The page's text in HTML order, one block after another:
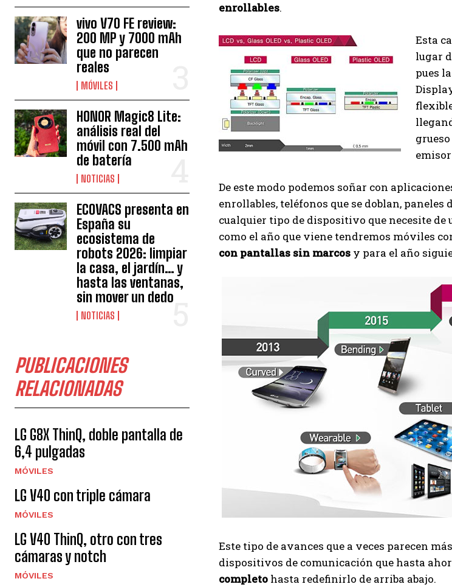
vivo V70 FE review:
200 MP y 7000 mAh
que no parecen
reales
MÓVILES
HONOR Magic8 Lite:
análisis real del
móvil con 7.500 mAh
de batería
NOTICIAS
ECOVACS presenta en
España su
ecosistema de
robots 2026: limpiar
la casa, el jardín… y
hasta las ventanas,
sin mover un dedo
NOTICIAS
PUBLICACIONES
RELACIONADAS
LG G8X ThinQ, doble pantalla de
6,4 pulgadas
MÓVILES
LG V40 con triple cámara
MÓVILES
LG V40 ThinQ, otro con tres
cámaras y notch
MÓVILES
enrollables.
Esta
lugar
pues
De este modo podemos soñar con
enrollables, teléfonos que se doblan,
cualquier tipo de dispositivo que necesite de
como el año que viene tendremos móviles
con pantallas sin marcos y para el año
Este tipo de avances que a veces parecen
dispositivos de comunicación que hasta
completo hasta redefinirlo de arriba abajo.